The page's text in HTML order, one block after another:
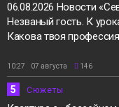
06.08.2026 Новости
Незваный гость. К
Какова твоя
10:27 07 августа 146
5 Сюжеты